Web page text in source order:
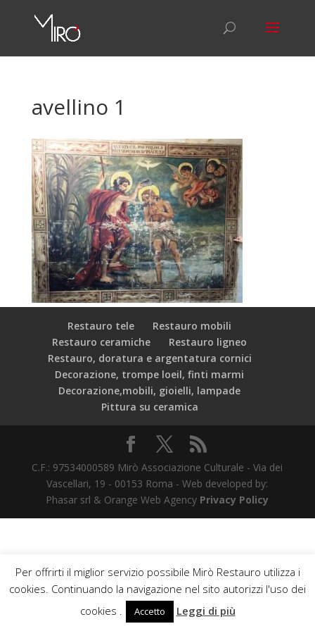
avellino 1
Restauro tele
Restauro mobili
Restauro ceramiche
Restauro ligneo
Restauro, doratura e argentatura cornici
Decorazione, trompe loeil, finti marmi
Decorazione,mobili, gioielli, lampade
Pittura su ceramica
C.F.: 97534000589 Mirò Associazione Culturale - Via dei
Vascellari, 19 - 00153 Roma - Web developed by:
Phasar srl & Orange Web Agency Privacy Policy
Per offrirti il miglior servizio possibile Mirò Restauro utilizza i
cookies. Continuando la navigazione nel sito autorizzi l'uso dei
cookies .
Accetto Leggi di più